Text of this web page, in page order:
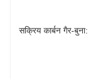
सक्रिय कार्बन गैर-बुना: